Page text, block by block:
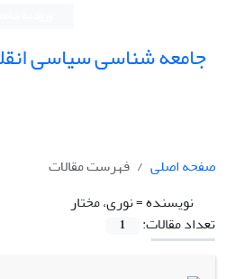
جامعه شناسی سیاسی
صفحه اصلی
فهرست مقالات
نویسنده =نوری، مختار
تعداد مقالات:
1